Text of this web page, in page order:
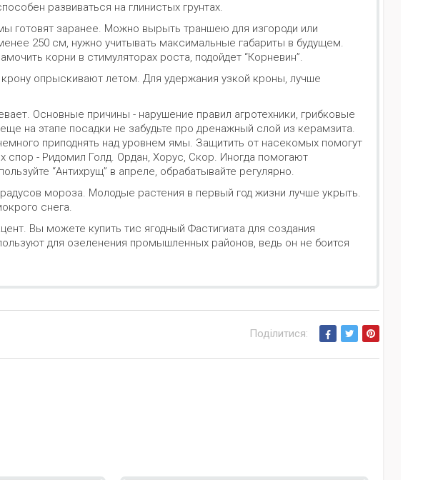
развиваться на глинистых грунтах.
готовят заранее. Можно вырыть траншею для изгороди или
250 см, нужно учитывать максимальные габариты в будущем.
корни в стимуляторах роста, подойдет “Корневин”.
опрыскивают летом. Для удержания узкой кроны, лучше
Основные причины - нарушение правил агротехники, грибковые
на этапе посадки не забудьте про дренажный слой из керамзита.
приподнять над уровнем ямы. Защитить от насекомых помогут
спор - Ридомил Голд. Ордан, Хорус, Скор. Иногда помогают
“Антихрущ” в апреле, обрабатывайте регулярно.
мороза. Молодые растения в первый год жизни лучше укрыть.
снега.
Вы можете купить тис ягодный Фастигиата для создания
для озеленения промышленных районов, ведь он не боится
Поділитися: